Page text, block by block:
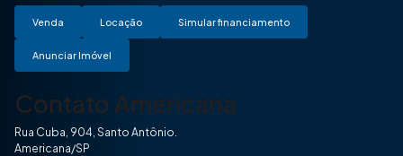
Venda Locação Simular financiamento
Anunciar Imóvel
Contato Americana
Rua Cuba, 904, Santo Antônio.
Americana/SP